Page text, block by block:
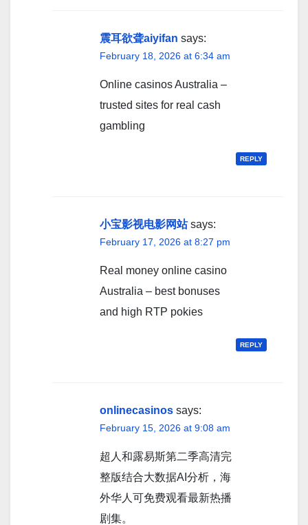
震耳欲聋aiyifan says:
February 18, 2026 at 6:34 am
Online casinos Australia –
trusted sites for real cash
gambling
REPLY
小宝影视电影网站 says:
February 17, 2026 at 8:27 pm
Real money online casino
Australia – best bonuses
and high RTP pokies
REPLY
onlinecasinos says:
February 15, 2026 at 9:08 am
超人和露易斯第二季高清完
整版结合大数据AI分析，海
外华人可免费观看最新热播
剧集。